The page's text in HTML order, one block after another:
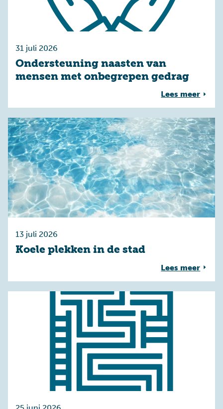
31 juli 2026
Ondersteuning naasten van
mensen met onbegrepen gedrag
Lees meer
13 juli 2026
Koele plekken in de stad
Lees meer